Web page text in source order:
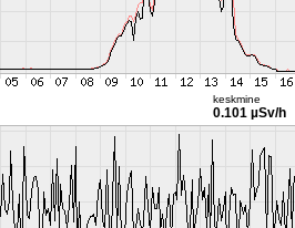
keskmine
0.101 µSv/h